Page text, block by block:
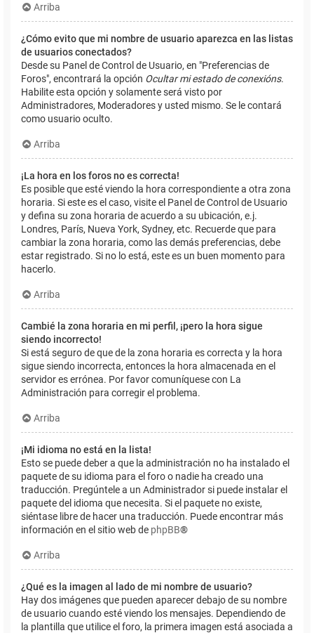
Arriba
¿Cómo evito que mi nombre de usuario aparezca en las listas
de usuarios conectados?
Desde su Panel de Control de Usuario, en "Preferencias de
Foros", encontrará la opción Ocultar mi estado de conexións.
Habilite esta opción y solamente será visto por
Administradores, Moderadores y usted mismo. Se le contará
como usuario oculto.
Arriba
¡La hora en los foros no es correcta!
Es posible que esté viendo la hora correspondiente a otra zona
horaria. Si este es el caso, visite el Panel de Control de Usuario
y defina su zona horaria de acuerdo a su ubicación, e.j.
Londres, París, Nueva York, Sydney, etc. Recuerde que para
cambiar la zona horaria, como las demás preferencias, debe
estar registrado. Si no lo está, este es un buen momento para
hacerlo.
Arriba
Cambié la zona horaria en mi perfil, ¡pero la hora sigue
siendo incorrecto!
Si está seguro de que de la zona horaria es correcta y la hora
sigue siendo incorrecta, entonces la hora almacenada en el
servidor es errónea. Por favor comuníquese con La
Administración para corregir el problema.
Arriba
¡Mi idioma no está en la lista!
Esto se puede deber a que la administración no ha instalado el
paquete de su idioma para el foro o nadie ha creado una
traducción. Pregúntele a un Administrador si puede instalar el
paquete del idioma que necesita. Si el paquete no existe,
siéntase libre de hacer una traducción. Puede encontrar más
información en el sitio web de phpBB®
Arriba
¿Qué es la imagen al lado de mi nombre de usuario?
Hay dos imágenes que pueden aparecer debajo de su nombre
de usuario cuando esté viendo los mensajes. Dependiendo de
la plantilla que utilice el foro, la primera imagen está asociada a